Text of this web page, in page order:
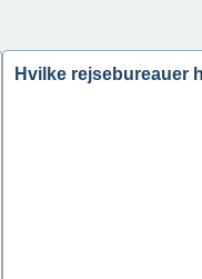
Hvilke rejsebureauer